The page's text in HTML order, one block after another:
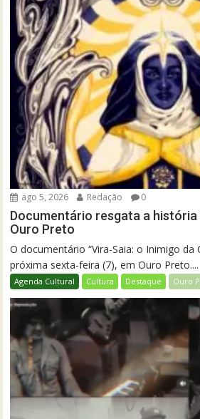
ago 5, 2026 Redação 0
Documentário resgata a história
Ouro Preto
O documentário “Vira-Saia: o Inimigo da
próxima sexta-feira (7), em Ouro Preto....
Agenda Cultural Cultura Destaque Ouro